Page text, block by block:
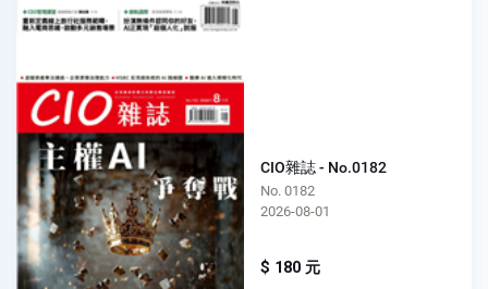
CIO雜誌 - No.0182
No. 0182
2026-08-01
$ 180 元